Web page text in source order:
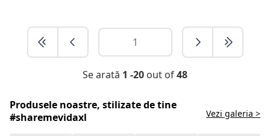
Se arată 1 -20 out of48
Produsele noastre, stilizate de tine
#sharemevidaxl
Vezi galeria >